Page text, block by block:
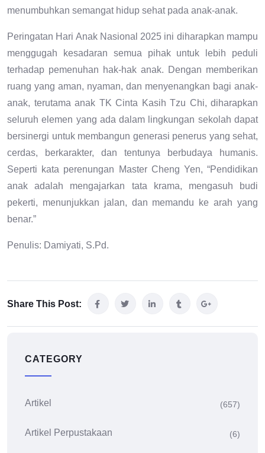
menumbuhkan semangat hidup sehat pada anak-anak.
Peringatan Hari Anak Nasional 2025 ini diharapkan mampu
menggugah kesadaran semua pihak untuk lebih peduli
terhadap pemenuhan hak-hak anak. Dengan memberikan
ruang yang aman, nyaman, dan menyenangkan bagi anak-
anak, terutama anak TK Cinta Kasih Tzu Chi, diharapkan
seluruh elemen yang ada dalam lingkungan sekolah dapat
bersinergi untuk membangun generasi penerus yang sehat,
cerdas, berkarakter, dan tentunya berbudaya humanis.
Seperti kata perenungan Master Cheng Yen, “Pendidikan
anak adalah mengajarkan tata krama, mengasuh budi
pekerti, menunjukkan jalan, dan memandu ke arah yang
benar.”
Penulis: Damiyati, S.Pd.
Share This Post:
CATEGORY
Artikel (657)
Artikel Perpustakaan (6)